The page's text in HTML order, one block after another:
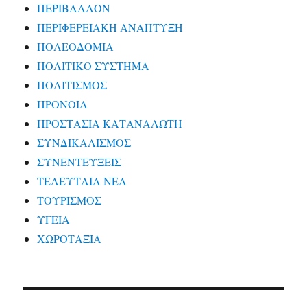
ΠΕΡΙΒΑΛΛΟΝ
ΠΕΡΙΦΕΡΕΙΑΚΗ ΑΝΑΠΤΥΞΗ
ΠΟΛΕΟΔΟΜΙΑ
ΠΟΛΙΤΙΚΟ ΣΥΣΤΗΜΑ
ΠΟΛΙΤΙΣΜΟΣ
ΠΡΟΝΟΙΑ
ΠΡΟΣΤΑΣΙΑ ΚΑΤΑΝΑΛΩΤΗ
ΣΥΝΔΙΚΑΛΙΣΜΟΣ
ΣΥΝΕΝΤΕΥΞΕΙΣ
ΤΕΛΕΥΤΑΙΑ ΝΕΑ
ΤΟΥΡΙΣΜΟΣ
ΥΓΕΙΑ
ΧΩΡΟΤΑΞΙΑ